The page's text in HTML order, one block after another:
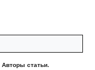
Авторы статьи.